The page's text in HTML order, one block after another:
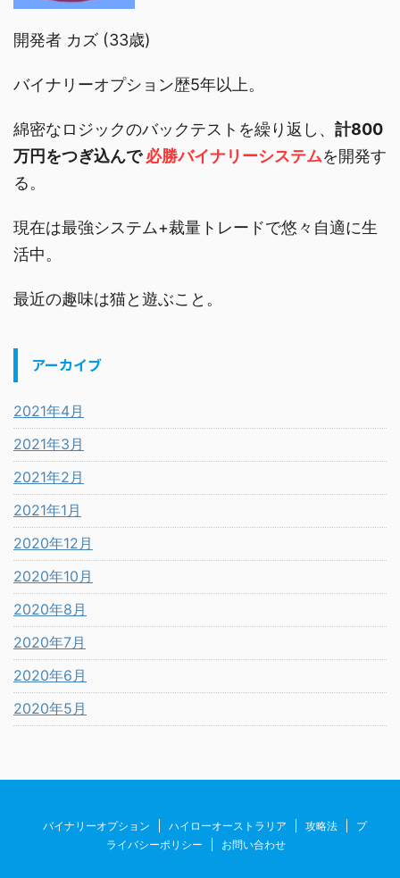
開発者 カズ (33歳)
バイナリーオプション歴5年以上。
綿密なロジックのバックテストを繰り返し、 計800
万円をつぎ込んで必勝バイナリーシステムを開発す
る。
現在は最強システム+裁量トレードで悠々自適に生
活中。
最近の趣味は猫と遊ぶこと。
アーカイブ
2021年4月
2021年3月
2021年2月
2021年1月
2020年12月
2020年10月
2020年8月
2020年7月
2020年6月
2020年5月
バイナリーオプション ハイローオーストラリア 攻略法
プ
ライバシーポリシー
お問い合わせ